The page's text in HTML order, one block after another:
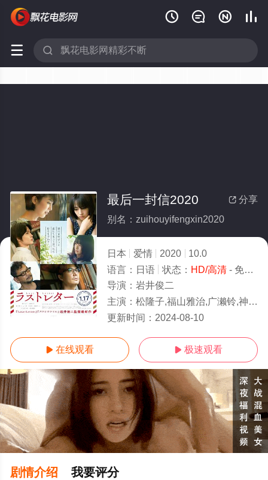
   
 
HD
 分享
最后一封信2020
别名：zuihouyifengxin2020
日本 爱情 2020
10.0
语言： 日语 状态： HD/高清- 免费在线观看
导演： 岩井俊二
主演： 松隆子,福山雅治,广濑铃,神木隆之介,庵野秀明,森七菜,水越惠子,中山美穗,丰川悦司
更新时间： 2024-08-10
 在线观看  极速观看
剧情介绍 我要评分